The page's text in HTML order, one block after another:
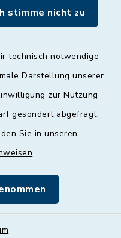
stimme nicht zu
technisch notwendige
Darstellung unserer
zur Nutzung
gesondert abgefragt.
Sie in unseren
.